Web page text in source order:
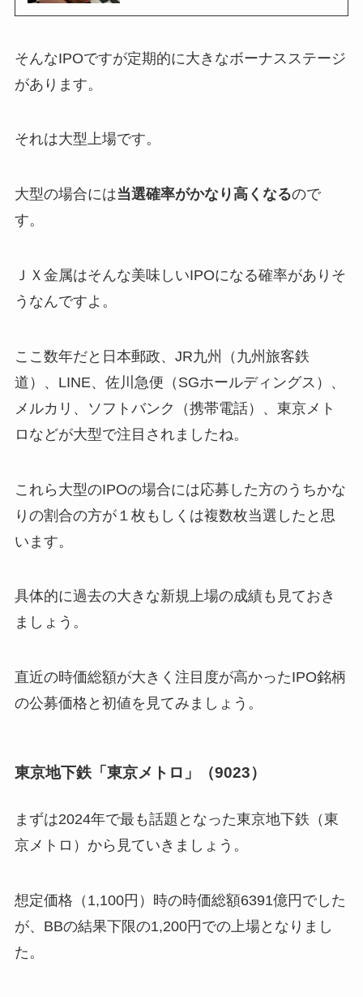
そんなIPOですが定期的に大きなボーナスステージ
があります。
それは大型上場です。
大型の場合には当選確率がかなり高くなるので
す。
ＪＸ金属はそんな美味しいIPOになる確率がありそ
うなんですよ。
ここ数年だと日本郵政、JR九州（九州旅客鉄
道）、LINE、佐川急便（SGホールディングス）、
メルカリ、ソフトバンク（携帯電話）、東京メト
ロなどが大型で注目されましたね。
これら大型のIPOの場合には応募した方のうちかな
りの割合の方が１枚もしくは複数枚当選したと思
います。
具体的に過去の大きな新規上場の成績も見ておき
ましょう。
直近の時価総額が大きく注目度が高かったIPO銘柄
の公募価格と初値を見てみましょう。
東京地下鉄「東京メトロ」（9023）
まずは2024年で最も話題となった東京地下鉄（東
京メトロ）から見ていきましょう。
想定価格（1,100円）時の時価総額6391億円でした
が、BBの結果下限の1,200円での上場となりまし
た。